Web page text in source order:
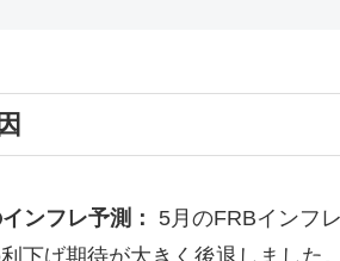
ンフレ予測：
5月のFRBインフ
下げ期待が大きく後退しました